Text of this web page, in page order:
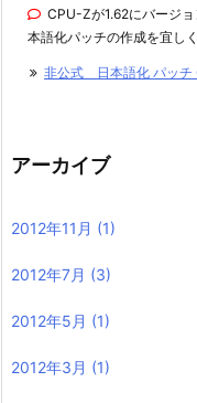
CPU-Zが1.62にバージ
本語化パッチの作成を宜し
非公式 日本語化 パッチ
アーカイブ
2012年11月 (1)
2012年7月 (3)
2012年5月 (1)
2012年3月 (1)